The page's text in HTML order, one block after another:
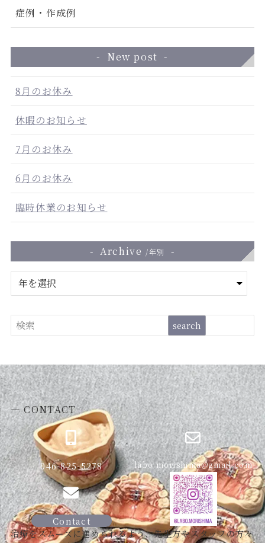
症例・作成例
New post
8月のお休み
休暇のお知らせ
7月のお休み
6月のお休み
臨時休業のお知らせ
Archive /年別
ア
イ
ブ
検
索
search
― CONTACT
046-825-5278 labo.morishima@gmail.com
Contact
治療をスムーズに進められるよう、先生方やスタッフの方々